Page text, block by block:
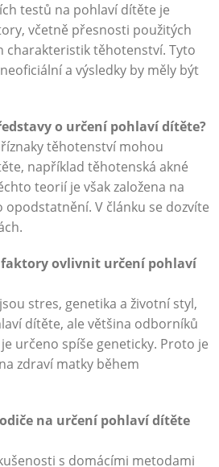
testů na pohlaví dítěte je
včetně přesnosti použitých
charakteristik těhotenství. Tyto
a výsledky by měly být
o určení pohlaví dítěte?
těhotenství mohou
například těhotenská akné
teorií je však založena na
opodstatnění. V článku se dozvíte
ovlivnit určení pohlaví
stres, genetika a životní styl,
dítěte, ale většina odborníků
určeno spíše geneticky. Proto je
zdraví matky během
na určení pohlaví dítěte
s domácími metodami